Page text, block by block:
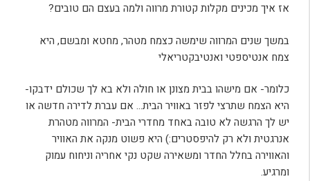
אז איך מכינים מקלות קטורת מרווה ולמה בעצם הם טובים?
במשך שנים המרווה שימשה כצמח מטהר, מחטא ומבשם, היא
צמח אנטיספטי ואנטיבקטריאלי
כלומר- אם מישהו בבית מצונן או חולה ולא בא לך שכולם ידבקו-
היא הצמח שתרצי לפזר באוויר הבית… אם עברת לדירה חדשה או
יש לך הרגשה לא טובה באחד מחדרי הבית- המרווה מטהרת
אנרגטית ולא רק להיפסטרים:) היא פשוט מנקה את האוויר
והאווירה בחלל החדר ומשאירה שקט נקי אחריה וניחוח עמוק
ומרגיע.